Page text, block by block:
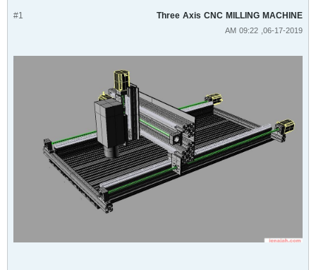
#1 Three Axis CNC MILLING MACHINE
06-17-2019, 09:22 AM